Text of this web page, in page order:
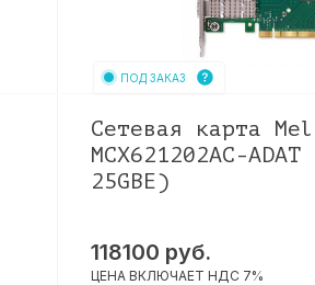
ПОД ЗАКАЗ
Сетевая карта
MCX621202AC-
25GBE)
118100 руб.
ЦЕНА ВКЛЮЧАЕТ НДС 7%